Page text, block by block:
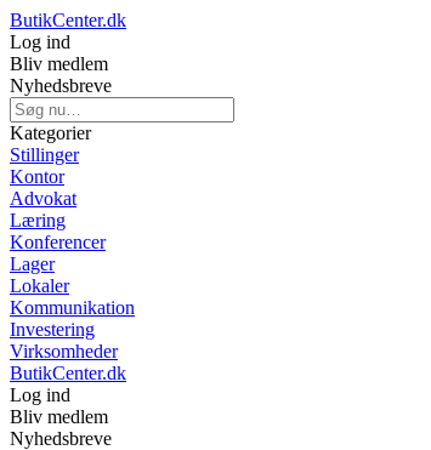
ButikCenter.dk
Log ind
Bliv medlem
Nyhedsbreve
Kategorier
Stillinger
Kontor
Advokat
Læring
Konferencer
Lager
Lokaler
Kommunikation
Investering
Virksomheder
ButikCenter.dk
Log ind
Bliv medlem
Nyhedsbreve